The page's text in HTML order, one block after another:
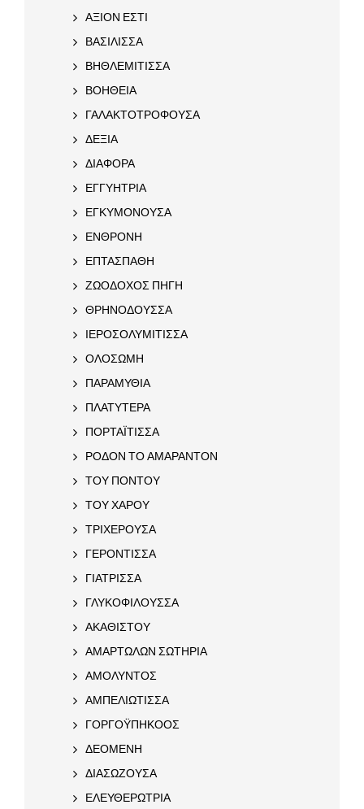
ΑΞΙΟΝ ΕΣΤΙ
ΒΑΣΙΛΙΣΣΑ
ΒΗΘΛΕΜΙΤΙΣΣΑ
ΒΟΗΘΕΙΑ
ΓΑΛΑΚΤΟΤΡΟΦΟΥΣΑ
ΔΕΞΙΑ
ΔΙΑΦΟΡΑ
ΕΓΓΥΗΤΡΙΑ
ΕΓΚΥΜΟΝΟΥΣΑ
ΕΝΘΡΟΝΗ
ΕΠΤΑΣΠΑΘΗ
ΖΩΟΔΟΧΟΣ ΠΗΓΗ
ΘΡΗΝΟΔΟΥΣΣΑ
ΙΕΡΟΣΟΛΥΜΙΤΙΣΣΑ
ΟΛΟΣΩΜΗ
ΠΑΡΑΜΥΘΙΑ
ΠΛΑΤΥΤΕΡΑ
ΠΟΡΤΑΪΤΙΣΣΑ
ΡΟΔΟΝ ΤΟ ΑΜΑΡΑΝΤΟΝ
ΤΟΥ ΠΟΝΤΟΥ
ΤΟΥ ΧΑΡΟΥ
ΤΡΙΧΕΡΟΥΣΑ
ΓΕΡΟΝΤΙΣΣΑ
ΓΙΑΤΡΙΣΣΑ
ΓΛΥΚΟΦΙΛΟΥΣΣΑ
ΑΚΑΘΙΣΤΟΥ
ΑΜΑΡΤΩΛΩΝ ΣΩΤΗΡΙΑ
ΑΜΟΛΥΝΤΟΣ
ΑΜΠΕΛΙΩΤΙΣΣΑ
ΓΟΡΓΟΫΠΗΚΟΟΣ
ΔΕΟΜΕΝΗ
ΔΙΑΣΩΖΟΥΣΑ
ΕΛΕΥΘΕΡΩΤΡΙΑ